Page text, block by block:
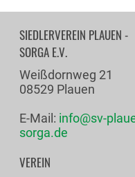
SIEDLERVEREIN PLAUEN -
SORGA E.V.
Weißdornweg 21
08529 Plauen
E-Mail: info@sv-
sorga.de
VEREIN